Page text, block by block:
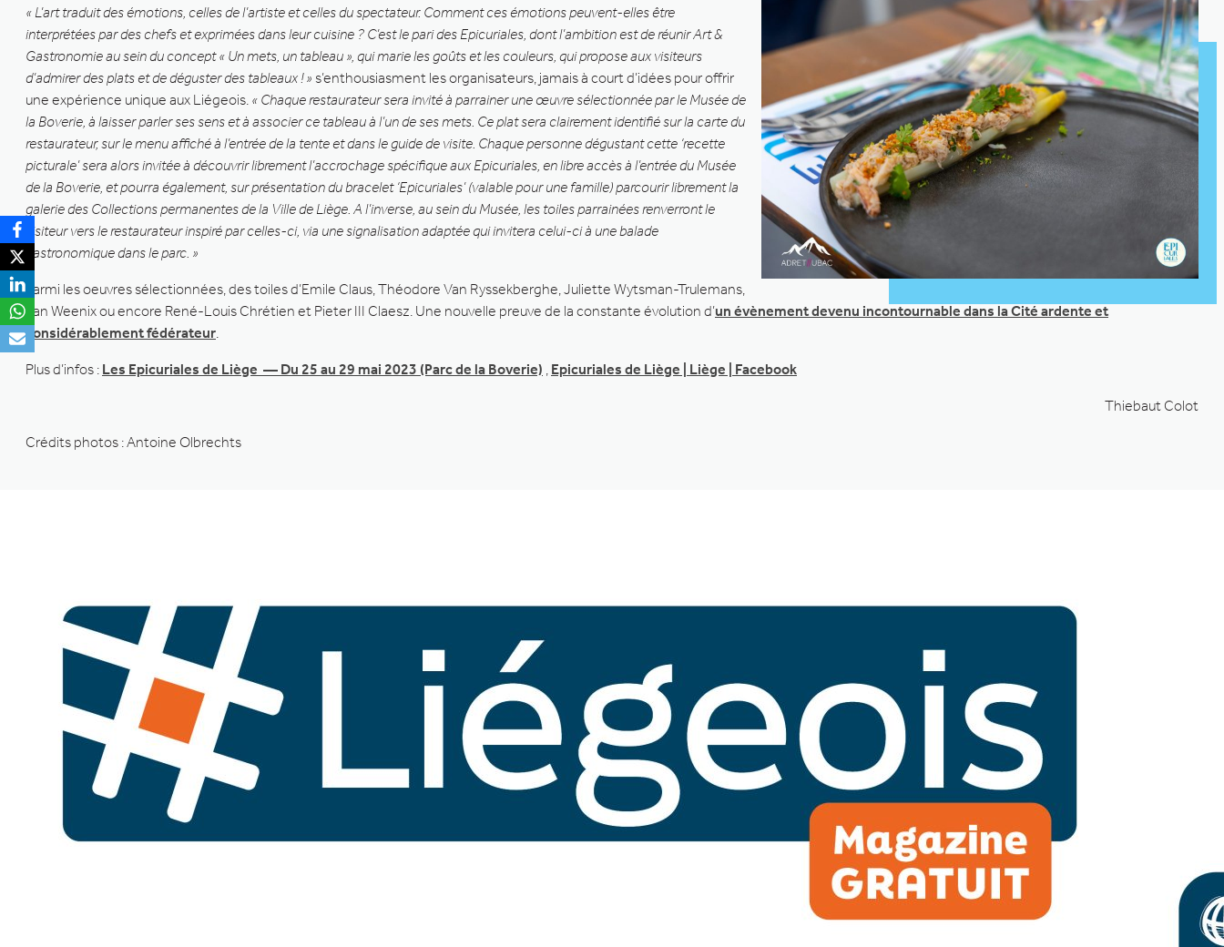
« L’art traduit des émotions, celles de l’artiste et celles du spectateur. Comment ces émotions peuvent-elles être
interprétées par des chefs et exprimées dans leur cuisine ? C’est le pari des Epicuriales, dont l’ambition est de réunir Art &
Gastronomie au sein du concept « Un mets, un tableau », qui marie les goûts et les couleurs, qui propose aux visiteurs
d’admirer des plats et de déguster des tableaux ! » s’enthousiasment les organisateurs, jamais à court d’idées pour offrir
une expérience unique aux Liégeois. « Chaque restaurateur sera invité à parrainer une œuvre sélectionnée par le Musée de
la Boverie, à laisser parler ses sens et à associer ce tableau à l’un de ses mets. Ce plat sera clairement identifié sur la carte du
restaurateur, sur le menu affiché à l’entrée de la tente et dans le guide de visite. Chaque personne dégustant cette ‘recette
picturale’ sera alors invitée à découvrir librement l’accrochage spécifique aux Epicuriales, en libre accès à l’entrée du Musée
de la Boverie, et pourra également, sur présentation du bracelet ‘Epicuriales’ (valable pour une famille) parcourir librement la
galerie des Collections permanentes de la Ville de Liège. A l’inverse, au sein du Musée, les toiles parrainées renverront le
visiteur vers le restaurateur inspiré par celles-ci, via une signalisation adaptée qui invitera celui-ci à une balade
gastronomique dans le parc. »
Parmi les oeuvres sélectionnées, des toiles d’Emile Claus, Théodore Van Ryssekberghe, Juliette Wytsman-Trulemans,
Jan Weenix ou encore René-Louis Chrétien et Pieter III Claesz. Une nouvelle preuve de la constante évolution d’un évènement devenu incontournable dans la Cité ardente et
considérablement fédérateur.
Plus d’infos : Les Epicuriales de Liège — Du 25 au 29 mai 2023 (Parc de la Boverie) , Epicuriales de Liège | Liège | Facebook
Thiebaut Colot
Crédits photos : Antoine Olbrechts